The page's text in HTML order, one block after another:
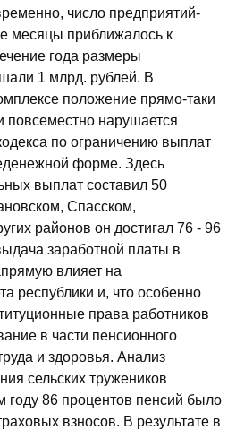
число предприятий-
месяцы приближалось к
года размеры
1 млрд. рублей. В
положение прямо-таки
повсеместно нарушается
по ограничению выплат
форме. Здесь
выплат составил 50
Спасском,
районов он достигал 76 - 96
заработной платы в
влияет на
республики и, что особенно
права работников
в части пенсионного
и здоровья. Анализ
сельских тружеников
году 86 процентов пенсий было
взносов. В результате в